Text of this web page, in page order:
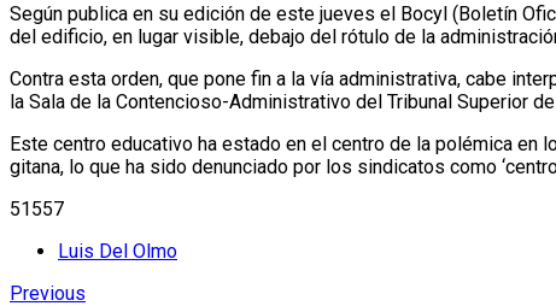
Según publica en su edición de este jueves el Bocyl (Boletín
del edificio, en lugar visible, debajo del rótulo de la
Contra esta orden, que pone fin a la vía administrativa, cabe
la Sala de la Contencioso-Administrativo del Tribunal Superior
Este centro educativo ha estado en el centro de la polémica
gitana, lo que ha sido denunciado por los sindicatos como ‘centro
51557
Luis Del Olmo
Previous